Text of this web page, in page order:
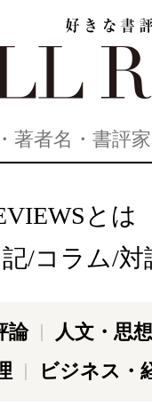
とは
/コラム/対
論 人文・思想
ビジネス・